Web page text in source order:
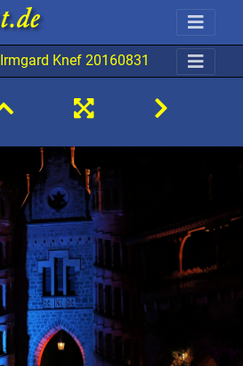
Irmgard Knef 20160831 MB AKu